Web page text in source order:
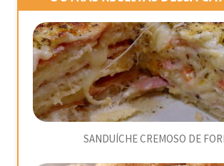
SANDUÍCHE CREMOSO DE